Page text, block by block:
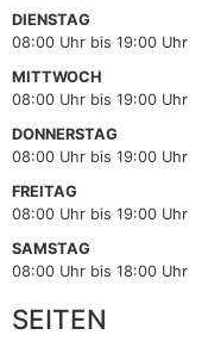
DIENSTAG
08:00 Uhr bis 19:00 Uhr
MITTWOCH
08:00 Uhr bis 19:00 Uhr
DONNERSTAG
08:00 Uhr bis 19:00 Uhr
FREITAG
08:00 Uhr bis 19:00 Uhr
SAMSTAG
08:00 Uhr bis 18:00 Uhr
SEITEN